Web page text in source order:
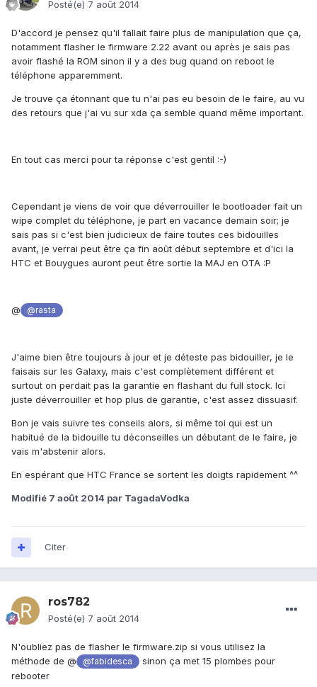
Posté(e) 7 août 2014
D'accord je pensez qu'il fallait faire plus de manipulation que ça,
notamment flasher le firmware 2.22 avant ou après je sais pas
avoir flashé la ROM sinon il y a des bug quand on reboot le
téléphone apparemment.
Je trouve ça étonnant que tu n'ai pas eu besoin de le faire, au vu
des retours que j'ai vu sur xda ça semble quand même important.
En tout cas merci pour ta réponse c'est gentil :-)
Cependant je viens de voir que déverrouiller le bootloader fait un
wipe complet du téléphone, je part en vacance demain soir; je
sais pas si c'est bien judicieux de faire toutes ces bidouilles
avant, je verrai peut être ça fin août début septembre et d'ici la
HTC et Bouygues auront peut être sortie la MAJ en OTA :P
@ @rasta
J'aime bien être toujours à jour et je déteste pas bidouiller, je le
faisais sur les Galaxy, mais c'est complètement différent et
surtout on perdait pas la garantie en flashant du full stock. Ici
juste déverrouiller et hop plus de garantie, c'est assez dissuasif.
Bon je vais suivre tes conseils alors, si même toi qui est un
habitué de la bidouille tu déconseilles un débutant de le faire, je
vais m'abstenir alors.
En espérant que HTC France se sortent les doigts rapidement ^^
Modifié 7 août 2014 par TagadaVodka
Citer
ros782
Posté(e) 7 août 2014
N'oubliez pas de flasher le firmware.zip si vous utilisez la
méthode de @
@fabidesca
sinon ça met 15 plombes pour
rebooter